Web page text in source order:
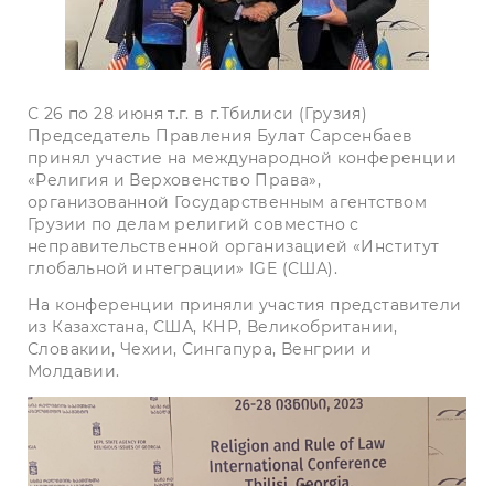
С 26 по 28 июня т.г. в г.Тбилиси (Грузия)
Председатель Правления Булат Сарсенбаев
принял участие на международной конференции
«Религия и Верховенство Права»,
организованной Государственным агентством
Грузии по делам религий совместно с
неправительственной организацией «Институт
глобальной интеграции» IGE (США).
На конференции приняли участия представители
из Казахстана, США, КНР, Великобритании,
Словакии, Чехии, Сингапура, Венгрии и
Молдавии.